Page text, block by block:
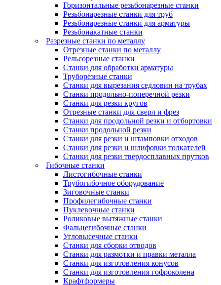
Горизонтальные резьбонарезные станки
Резьбонарезные станки для труб
Резьбонарезные станки для арматуры
Резьбонакатные станки
Разрезные станки по металлу
Отрезные станки по металлу
Рельсорезные станки
Станки для обработки арматуры
Труборезные станки
Станки для вырезания седловин на трубаx
Станки продольно-поперечной резки
Станки для резки кругов
Отрезные станки для сверл и фрез
Станки для продольной резки и отбортовки
Станки продольной резки
Станки для резки и штамповки отходов
Станки для резки и шлифовки толкателей
Станки для резки твердосплавных прутков
Гибочные станки
Листогибочные станки
Трубогибочное оборудование
Зиговочные станки
Профилегибочные станки
Пуклевочные станки
Роликовые вытяжные станки
Фальцегибочные станки
Угловысечные станки
Станки для сборки отводов
Станки для размотки и правки металла
Станки для изготовления конусов
Станки для изготовления гофроколена
Крафтформеры